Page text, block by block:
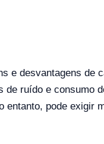
e desvantagens de
ruído e consumo
pode exigir